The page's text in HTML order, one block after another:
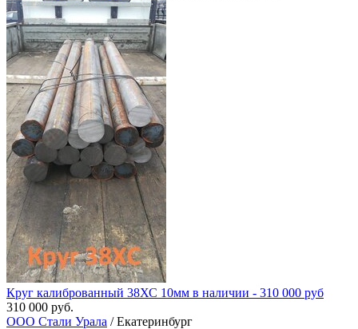
Круг калиброванный 38ХС 10мм в наличии - 310 000 руб
310 000 руб.
ООО Стали Урала / Екатеринбург